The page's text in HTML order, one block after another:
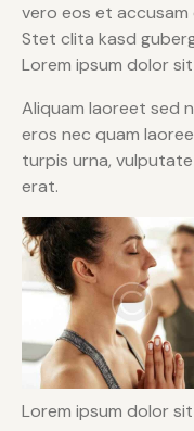
vero eos et
Stet clita kasd
Lorem ipsum dolor
Aliquam laoreet sed
eros nec quam
turpis urna,
erat.
Lorem ipsum dolor